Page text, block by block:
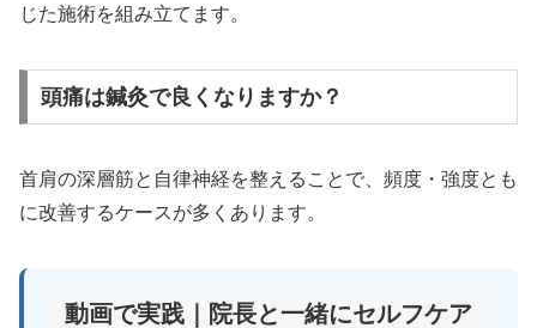
じた施術を組み立てます。
頭痛は鍼灸で良くなりますか？
首肩の深層筋と自律神経を整えることで、頻度・強度とも
に改善するケースが多くあります。
動画で実践｜院長と一緒にセルフケア